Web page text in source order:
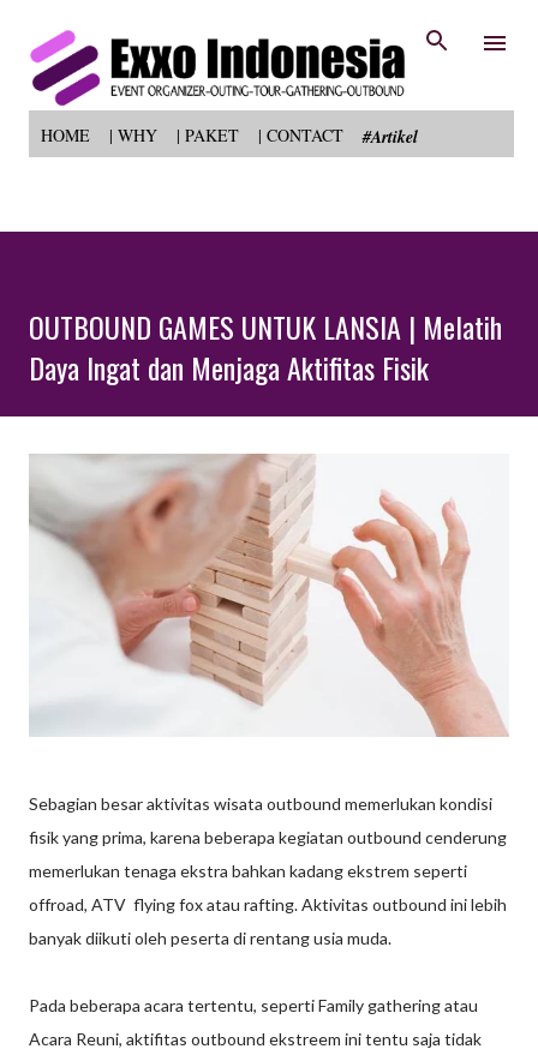
HOME | WHY | PAKET | CONTACT #Artikel
OUTBOUND GAMES UNTUK LANSIA | Melatih
Daya Ingat dan Menjaga Aktifitas Fisik
Sebagian besar aktivitas wisata outbound memerlukan kondisi
fisik yang prima, karena beberapa kegiatan outbound cenderung
memerlukan tenaga ekstra bahkan kadang ekstrem seperti
offroad, ATV flying fox atau rafting. Aktivitas outbound ini lebih
banyak diikuti oleh peserta di rentang usia muda.
Pada beberapa acara tertentu, seperti Family gathering atau
Acara Reuni, aktifitas outbound ekstreem ini tentu saja tidak